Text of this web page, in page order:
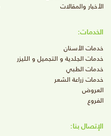
الأخبار والمقالات
الخدمات:
خدمات الأسنان
خدمات الجلدية و التجميل و الليزر
خدمات الطبي
خدمات زراعة الشعر
العروض
الفروع
الإتصال بنا: